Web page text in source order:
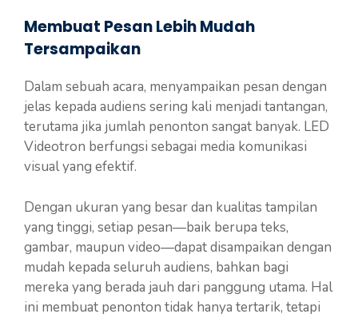
Membuat Pesan Lebih Mudah
Tersampaikan
Dalam sebuah acara, menyampaikan pesan dengan
jelas kepada audiens sering kali menjadi tantangan,
terutama jika jumlah penonton sangat banyak. LED
Videotron berfungsi sebagai media komunikasi
visual yang efektif.
Dengan ukuran yang besar dan kualitas tampilan
yang tinggi, setiap pesan—baik berupa teks,
gambar, maupun video—dapat disampaikan dengan
mudah kepada seluruh audiens, bahkan bagi
mereka yang berada jauh dari panggung utama. Hal
ini membuat penonton tidak hanya tertarik, tetapi